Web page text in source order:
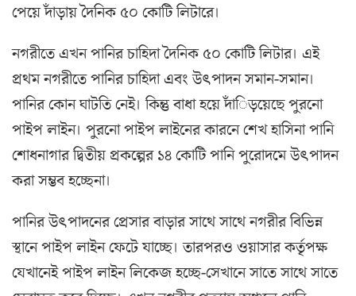
পেয়ে দাঁড়ায় দৈনিক ৫০ কোটি লিটারে।
নগরীতে এখন পানির চাহিদা দৈনিক ৫০ কোটি লিটার। এই
প্রথম নগরীতে পানির চাহিদা এবং উৎপাদন সমান-সমান।
পানির কোন ঘাটতি নেই। কিন্তু বাধা হয়ে দাঁিড়য়েছে পুরনো
পাইপ লাইন। পুরনো পাইপ লাইনের কারনে শেখ হাসিনা পানি
শোধনাগার দ্বিতীয় প্রকল্পের ১৪ কোটি পানি পুরোদমে উৎপাদন
করা সম্ভব হচ্ছেনা।
পানির উৎপাদনের প্রেসার বাড়ার সাথে সাথে নগরীর বিভিন্ন
স্থানে পাইপ লাইন ফেটে যাচ্ছে। তারপরও ওয়াসার কর্তৃপক্ষ
যেখানেই পাইপ লাইন লিকেজ হচ্ছে-সেখানে সাতে সাথে সাতে